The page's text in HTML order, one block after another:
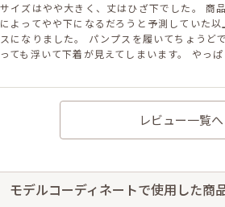
サイズはやや大きく、丈はひざ下でした。 商
によってやや下になるだろうと予測していた
スになりました。 パンプスを履いてちょうど
っても浮いて下着が見えてしまいます。 やっ
レビュー一覧へ
モデルコーディネートで使用した商